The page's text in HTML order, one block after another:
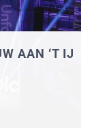
AAN ‘T IJ